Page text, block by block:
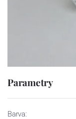
Parametry
Barva: